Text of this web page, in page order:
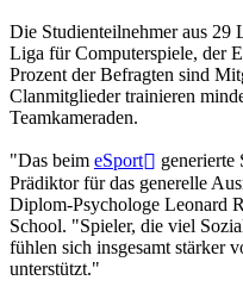
Die Studienteilnehmer aus 29
Liga für Computerspiele, der
Prozent der Befragten sind
Clanmitglieder trainieren
Teamkameraden.
"Das beim eSport
Prädiktor für das generelle
Diplom-Psychologe Leonard
School. "Spieler, die viel
fühlen sich insgesamt stärker
unterstützt."